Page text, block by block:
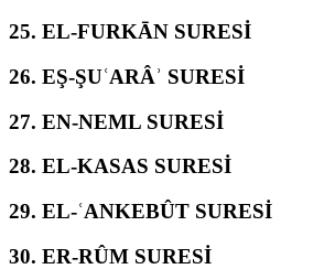
25. EL-FURKĀN SURESİ
26. EŞ-ŞUʿARÂʾ SURESİ
27. EN-NEML SURESİ
28. EL-KASAS SURESİ
29. EL-ʿANKEBÛT SURESİ
30. ER-RÛM SURESİ